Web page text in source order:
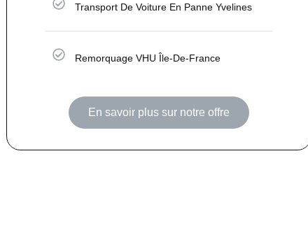
Transport De Voiture En Panne Yvelines
Remorquage VHU Île-De-France
En savoir plus sur notre offre